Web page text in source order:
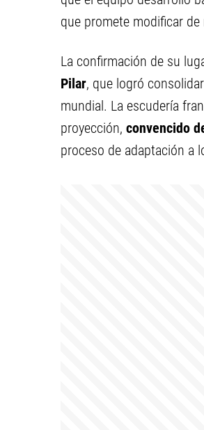
que promete modificar
La confirmación de su
Pilar, que logró
mundial. La escudería
proyección, convencido
proceso de adaptación a